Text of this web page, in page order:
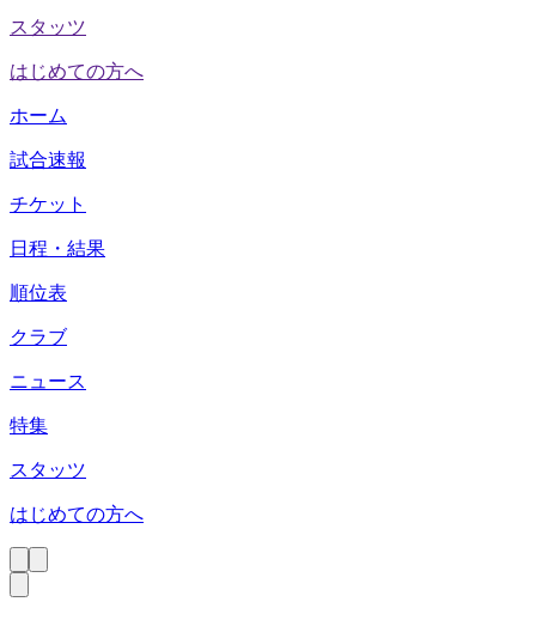
スタッツ
はじめての方へ
ホーム
試合速報
チケット
日程・結果
順位表
クラブ
ニュース
特集
スタッツ
はじめての方へ